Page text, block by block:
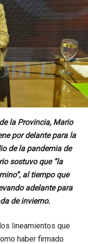
la Provincia, Mario
por delante para la
de la pandemia de
sostuvo que “la
al tiempo que
adelante para
de invierno.
lineamientos que
haber firmado